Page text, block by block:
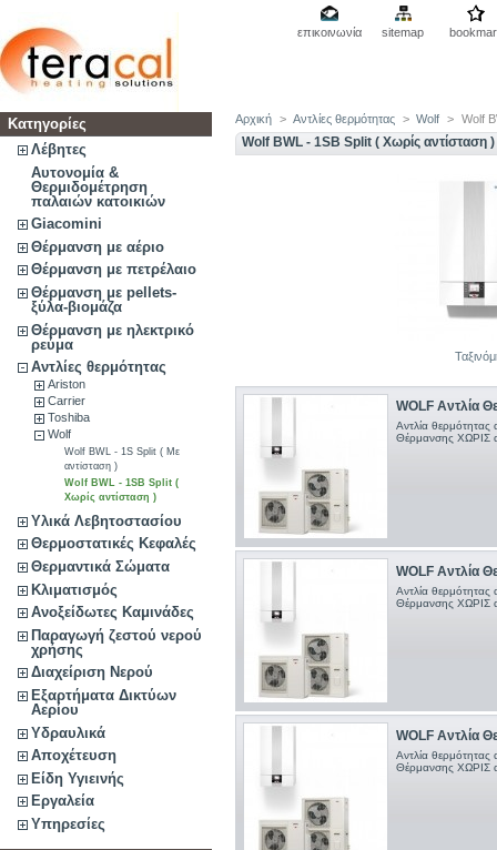
επικοινωνία sitemap
Κατηγορίες
Λέβητες
Αυτονομία &
Θερμιδομέτρηση
παλαιών κατοικιών
Giacomini
Θέρμανση με αέριο
Θέρμανση με πετρέλαιο
Θέρμανση με pellets-
ξύλα-βιομάζα
Θέρμανση με ηλεκτρικό
ρεύμα
Αντλίες θερμότητας
Ariston
Carrier
Toshiba
Wolf
Wolf BWL - 1S Split ( Με
αντίσταση )
Wolf BWL - 1SB Split (
Χωρίς αντίσταση )
Υλικά Λεβητοστασίου
Θερμοστατικές Κεφαλές
Θερμαντικά Σώματα
Κλιματισμός
Ανοξείδωτες Καμινάδες
Παραγωγή ζεστού νερού
χρήσης
Διαχείριση Νερού
Εξαρτήματα Δικτύων
Αερίου
Υδραυλικά
Αποχέτευση
Είδη Υγιεινής
Εργαλεία
Υπηρεσίες
Αρχική > Αντλίες θερμότητας > Wolf > Wolf
Wolf BWL - 1SB Split ( Χωρίς αντίσταση )
WOLF Αντλία
Αντλία θερμότητας
Θέρμανσης ΧΩΡΙΣ
WOLF Αντλία
Αντλία θερμότητας
Θέρμανσης ΧΩΡΙΣ
WOLF Αντλία
Αντλία θερμότητας
Θέρμανσης ΧΩΡΙΣ